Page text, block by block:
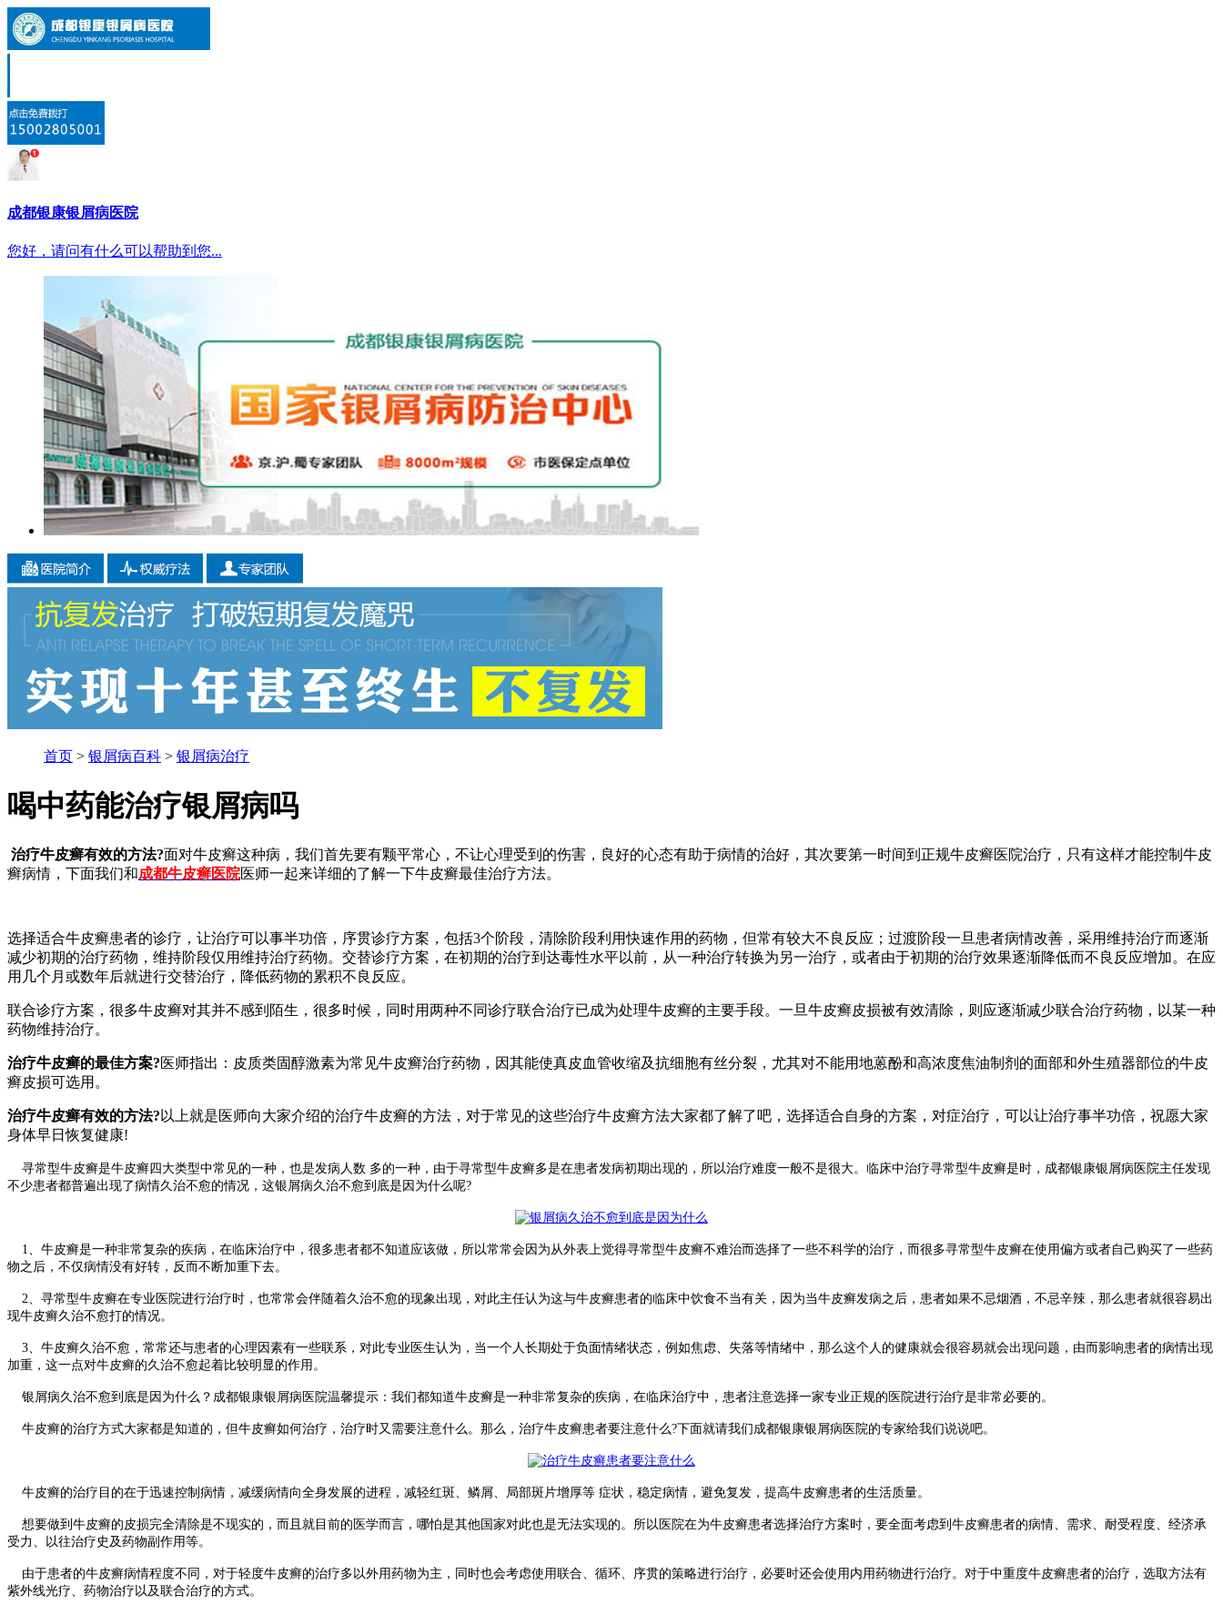
成都银康银屑病医院
您好，请问有什么可以帮助到您...
首页 > 银屑病百科 > 银屑病治疗
喝中药能治疗银屑病吗
治疗牛皮癣有效的方法?面对牛皮癣这种病，我们首先要有颗平常心，不让心理受到的伤害，良好的心态有助于病情的治好，其次要第一时间到正规牛皮癣医院治疗，只有这样才能控制牛皮
癣病情，下面我们和成都牛皮癣医院医师一起来详细的了解一下牛皮癣最佳治疗方法。
选择适合牛皮癣患者的诊疗，让治疗可以事半功倍，序贯诊疗方案，包括3个阶段，清除阶段利用快速作用的药物，但常有较大不良反应；过渡阶段一旦患者病情改善，采用维持治疗而逐渐
减少初期的治疗药物，维持阶段仅用维持治疗药物。交替诊疗方案，在初期的治疗到达毒性水平以前，从一种治疗转换为另一治疗，或者由于初期的治疗效果逐渐降低而不良反应增加。在应
用几个月或数年后就进行交替治疗，降低药物的累积不良反应。
联合诊疗方案，很多牛皮癣对其并不感到陌生，很多时候，同时用两种不同诊疗联合治疗已成为处理牛皮癣的主要手段。一旦牛皮癣皮损被有效清除，则应逐渐减少联合治疗药物，以某一种
药物维持治疗。
治疗牛皮癣的最佳方案?医师指出：皮质类固醇激素为常见牛皮癣治疗药物，因其能使真皮血管收缩及抗细胞有丝分裂，尤其对不能用地蒽酚和高浓度焦油制剂的面部和外生殖器部位的牛皮
癣皮损可选用。
治疗牛皮癣有效的方法? 以上就是医师向大家介绍的治疗牛皮癣的方法，对于常见的这些治疗牛皮癣方法大家都了解了吧，选择适合自身的方案，对症治疗，可以让治疗事半功倍，祝愿大家
身体早日恢复健康!
寻常型牛皮癣是牛皮癣四大类型中常见的一种，也是发病人数 多的一种，由于寻常型牛皮癣多是在患者发病初期出现的，所以治疗难度一般不是很大。临床中治疗寻常型牛皮癣是时，成都银康银屑病医院主任发现
不少患者都普遍出现了病情久治不愈的情况，这银屑病久治不愈到底是因为什么呢?
1、牛皮癣是一种非常复杂的疾病，在临床治疗中，很多患者都不知道应该做，所以常常会因为从外表上觉得寻常型牛皮癣不难治而选择了一些不科学的治疗，而很多寻常型牛皮癣在使用偏方或者自己购买了一些药
物之后，不仅病情没有好转，反而不断加重下去。
2、寻常型牛皮癣在专业医院进行治疗时，也常常会伴随着久治不愈的现象出现，对此主任认为这与牛皮癣患者的临床中饮食不当有关，因为当牛皮癣发病之后，患者如果不忌烟酒，不忌辛辣，那么患者就很容易出
现牛皮癣久治不愈打的情况。
3、牛皮癣久治不愈，常常还与患者的心理因素有一些联系，对此专业医生认为，当一个人长期处于负面情绪状态，例如焦虑、失落等情绪中，那么这个人的健康就会很容易就会出现问题，由而影响患者的病情出现
加重，这一点对牛皮癣的久治不愈起着比较明显的作用。
银屑病久治不愈到底是因为什么？成都银康银屑病医院温馨提示：我们都知道牛皮癣是一种非常复杂的疾病，在临床治疗中，患者注意选择一家专业正规的医院进行治疗是非常必要的。
牛皮癣的治疗方式大家都是知道的，但牛皮癣如何治疗，治疗时又需要注意什么。那么，治疗牛皮癣患者要注意什么?下面就请我们成都银康银屑病医院的专家给我们说说吧。
牛皮癣的治疗目的在于迅速控制病情，减缓病情向全身发展的进程，减轻红斑、鳞屑、局部斑片增厚等 症状，稳定病情，避免复发，提高牛皮癣患者的生活质量。
想要做到牛皮癣的皮损完全清除是不现实的，而且就目前的医学而言，哪怕是其他国家对此也是无法实现的。所以医院在为牛皮癣患者选择治疗方案时，要全面考虑到牛皮癣患者的病情、需求、耐受程度、经济承
受力、以往治疗史及药物副作用等。
由于患者的牛皮癣病情程度不同，对于轻度牛皮癣的治疗多以外用药物为主，同时也会考虑使用联合、循环、序贯的策略进行治疗，必要时还会使用内用药物进行治疗。对于中重度牛皮癣患者的治疗，选取方法有
紫外线光疗、药物治疗以及联合治疗的方式。